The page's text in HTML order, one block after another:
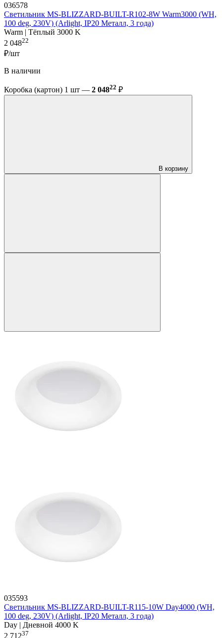
036578
Светильник MS-BLIZZARD-BUILT-R102-8W Warm3000 (WH,
100 deg, 230V) (Arlight, IP20 Металл, 3 года)
Warm | Тёплый 3000 K
2 04822
₽/шт
В наличии
Коробка (картон) 1 шт — 2 04822 ₽
В корзину
035593
Светильник MS-BLIZZARD-BUILT-R115-10W Day4000 (WH,
100 deg, 230V) (Arlight, IP20 Металл, 3 года)
Day | Дневной 4000 K
2 71237